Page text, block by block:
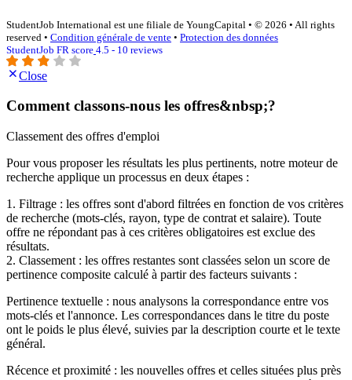
StudentJob International est une filiale de YoungCapital • © 2026 • All rights
reserved • Condition générale de vente • Protection des données
StudentJob FR score 4.5 - 10 reviews
Close
Comment classons-nous les offres&nbsp;?
Classement des offres d'emploi
Pour vous proposer les résultats les plus pertinents, notre moteur de
recherche applique un processus en deux étapes :
1. Filtrage : les offres sont d'abord filtrées en fonction de vos critères
de recherche (mots-clés, rayon, type de contrat et salaire). Toute
offre ne répondant pas à ces critères obligatoires est exclue des
résultats.
2. Classement : les offres restantes sont classées selon un score de
pertinence composite calculé à partir des facteurs suivants :
Pertinence textuelle : nous analysons la correspondance entre vos
mots-clés et l'annonce. Les correspondances dans le titre du poste
ont le poids le plus élevé, suivies par la description courte et le texte
général.
Récence et proximité : les nouvelles offres et celles situées plus près